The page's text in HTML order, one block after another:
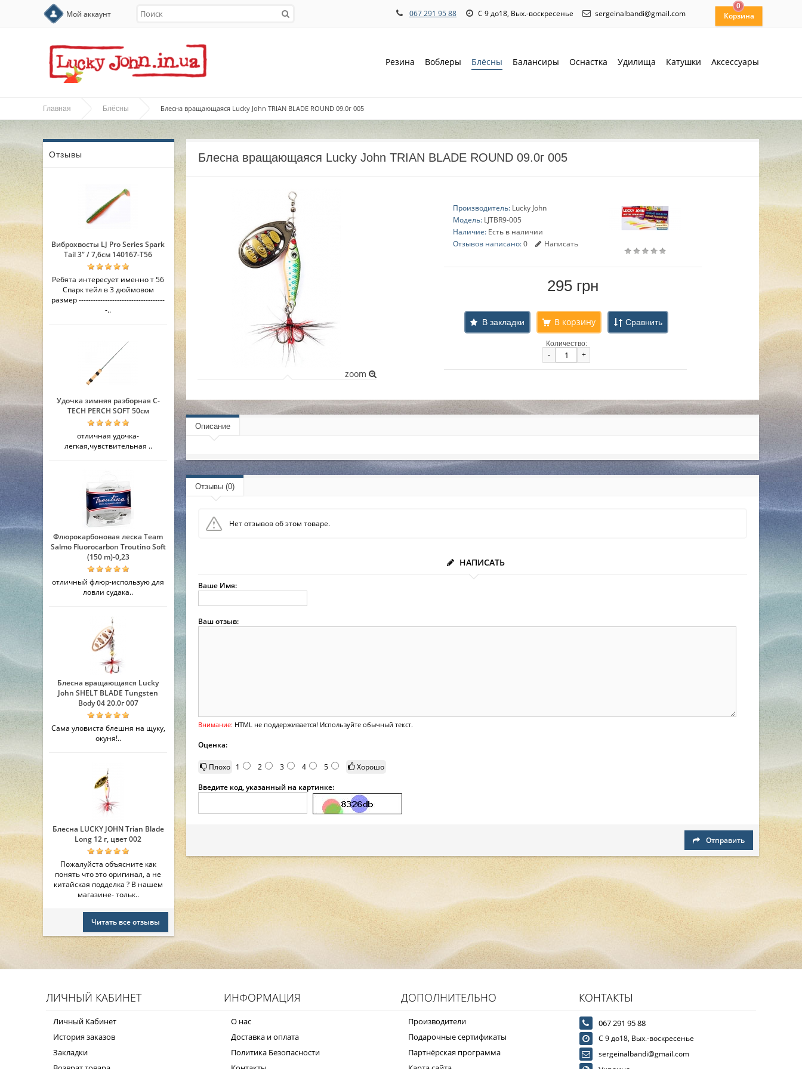
Мой аккаунт 067 291 95 88 С 9 до18, Вых.-воскресенье sergeinalbandi@gmail.com
0
Резина Воблеры Блёсны Балансиры Оснастка Удилища Катушки Аксессуары
Главная Блёсны Блесна вращающаяся Lucky John TRIAN BLADE ROUND 09.0г 005
Отзывы
Виброхвосты LJ Pro Series Spark
Tail 3” / 7,6см 140167-T56
Ребята интересует именно т 56
Спарк тейл в 3 дюймовом
размер ------------------------------------
-..
Удочка зимняя разборная C-
TECH PERCH SOFT 50см
отличная удочка-
легкая,чувствительная ..
Флюрокарбоновая леска Team
Salmo Fluorocarbon Troutino Soft
(150 m)-0,23
отличный флюр-использую для
ловли судака..
Блесна вращающаяся Lucky
John SHELT BLADE Tungsten
Body 04 20.0г 007
Сама уловиста блешня на щуку,
окуня!..
Блесна LUCKY JOHN Trian Blade
Long 12 г, цвет 002
Пожалуйста объясните как
понять что это оригинал, а не
китайская подделка ? В нашем
магазине- тольк..
Читать все отзывы
Блесна вращающаяся Lucky John TRIAN BLADE ROUND 09.0г 005
zoom
Производитель: Lucky John
Модель: LJTBR9-005
Наличие: Есть в наличии
Отзывов написано:0 Написать
295 грн
В закладки Сравнить
Количество:
-
+
Описание
Отзывы (0)
Нет отзывов об этом товаре.
НАПИСАТЬ
Ваше Имя:
Ваш отзыв:
Внимание: HTML не поддерживается! Используйте обычный текст.
Оценка:
Плохо 1 2 3 4 5
Хорошо
Введите код, указанный на картинке:
Отправить
ЛИЧНЫЙ КАБИНЕТ
Личный Кабинет
История заказов
Закладки
ИНФОРМАЦИЯ
О нас
Доставка и оплата
Политика Безопасности
ДОПОЛНИТЕЛЬНО
Производители
Подарочные сертификаты
Партнёрская программа
КОНТАКТЫ
067 291 95 88
С 9 до18, Вых.-воскресенье
sergeinalbandi@gmail.com